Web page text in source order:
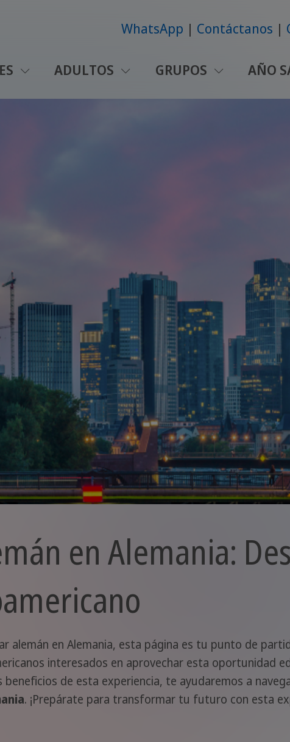
WhatsApp Contáctanos
ADULTOS GRUPOS AÑO
en Alemania:
alemán en Alemania, esta página es tu punto de
interesados en aprovechar esta oportunidad
beneficios de esta experiencia, te ayudaremos a
. ¡Prepárate para transformar tu futuro con esta